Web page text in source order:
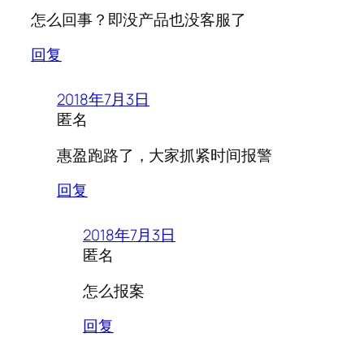
怎么回事？即没产品也没客服了
回复
2018年7月3日
匿名
惠盈跑路了，大家抓紧时间报警
回复
2018年7月3日
匿名
怎么报案
回复